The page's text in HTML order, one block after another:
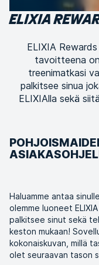
ELIXIA
ELIXIA
tavoitteena
treenimatkasi
palkitsee sinua
ELIXIAlla sekä
Haluamme antaa
olemme luoneet
palkitsee sinut sekä
keston mukaan!
kokonaiskuvan, millä
olet seuraavan tason